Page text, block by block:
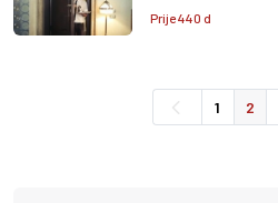
Prije 440 d
1 2